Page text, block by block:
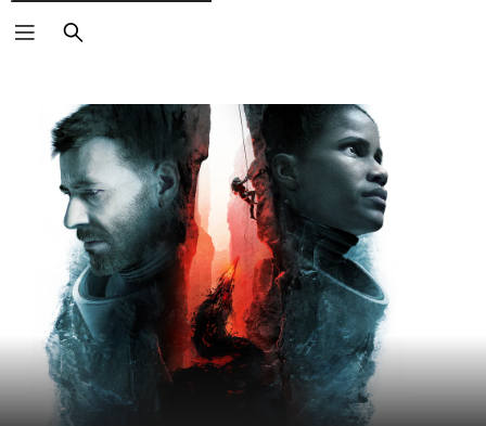
Buscar